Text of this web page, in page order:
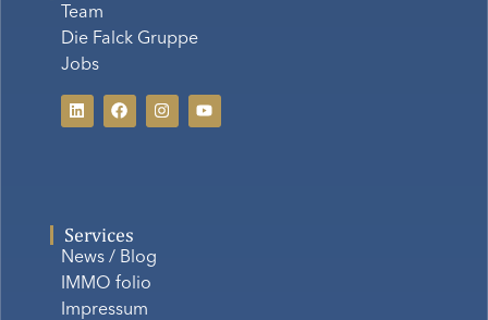
Team
Die Falck Gruppe
Jobs
Services
News / Blog
IMMO folio
Impressum